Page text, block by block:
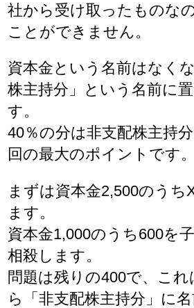
社から受け取ったものな
ことができません。
資本金という名前はなく
株主持分」という名前に
す。
40％の分は非支配株主持
回の最大のポイントです。
まずは資本金2,500のうち
ます。
資本金1,000のうち600を
相殺します。
問題は残りの400で、こ
ら「非支配株主持分」に